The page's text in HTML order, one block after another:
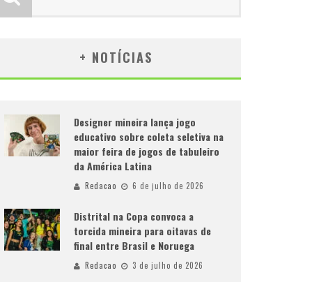
+ NOTÍCIAS
Designer mineira lança jogo
educativo sobre coleta seletiva na
maior feira de jogos de tabuleiro
da América Latina
Redacao 6 de julho de 2026
Distrital na Copa convoca a
torcida mineira para oitavas de
final entre Brasil e Noruega
Redacao 3 de julho de 2026